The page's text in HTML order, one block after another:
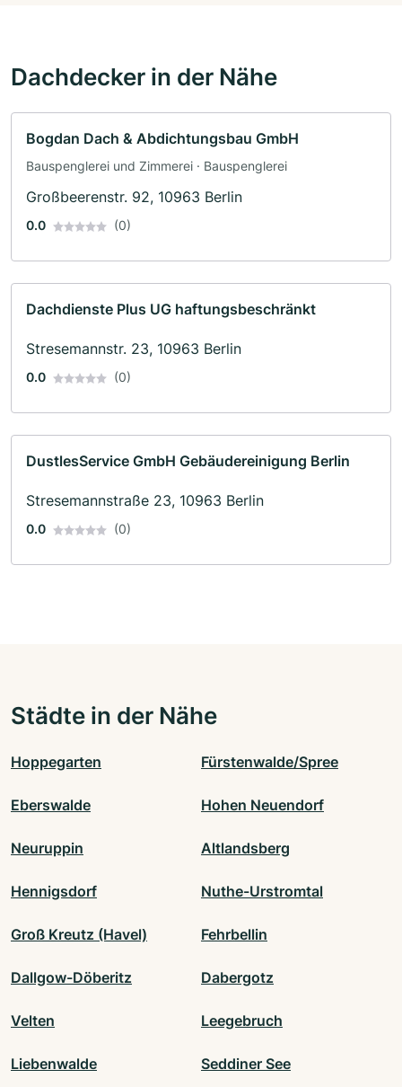
Dachdecker in der Nähe
Bogdan Dach & Abdichtungsbau GmbH
Bauspenglerei und Zimmerei · Bauspenglerei
Großbeerenstr. 92, 10963 Berlin
0.0 (0)
Dachdienste Plus UG haftungsbeschränkt
Stresemannstr. 23, 10963 Berlin
0.0 (0)
DustlesService GmbH Gebäudereinigung Berlin
Stresemannstraße 23, 10963 Berlin
0.0 (0)
Städte in der Nähe
Hoppegarten Fürstenwalde/Spree
Eberswalde Hohen Neuendorf
Neuruppin Altlandsberg
Hennigsdorf Nuthe-Urstromtal
Groß Kreutz (Havel) Fehrbellin
Dallgow-Döberitz Dabergotz
Velten Leegebruch
Liebenwalde Seddiner See